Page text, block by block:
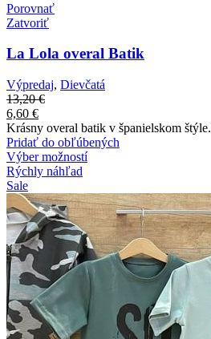
Porovnať
Zatvoriť
La Lola overal Batik
Výpredaj, Dievčatá
13,20€
6,60 €
Krásny overal batik v španielskom štýle.
Pridať do obľúbených
Výber možností
Rýchly náhľad
Sale